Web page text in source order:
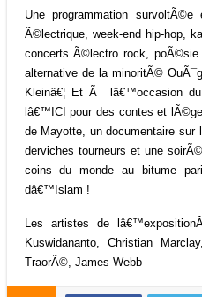
Une programmation
Ã©lectrique, week-end hip-hop,
concerts Ã©lectro rock, poÃ©sie
alternative de la minoritÃ©
Kleinâ€¦ Et Ã lâ€™occasion
lâ€™ICI pour des contes et
de Mayotte, un documentaire
derviches tourneurs et une
coins du monde au bitume
dâ€™Islam !
Les artistes de
Kuswidananto, Christian
TraorÃ©, James Webb